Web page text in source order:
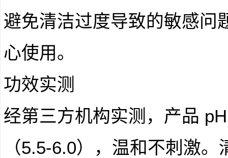
避免清洁过度导致的敏感问
心使用。
功效实测
经第三方机构实测，产品
（5.5-6.0），温和不刺激